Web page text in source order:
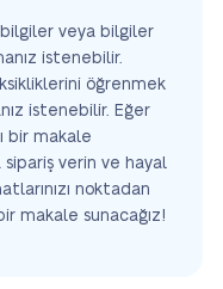
veya bilgiler
istenebilir.
öğrenmek
istenebilir. Eğer
bir makale
sipariş verin ve hayal
noktadan
makale sunacağız!